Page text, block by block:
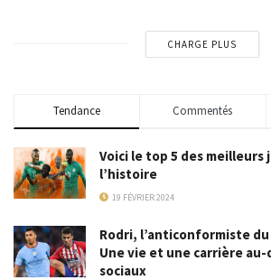
CHARGE PLUS
Tendance Commentés
Voici le top 5 des
l’histoire
19 FÉVRIER 2024
Rodri, l’anticonformiste
Une vie et une carrière au-
sociaux